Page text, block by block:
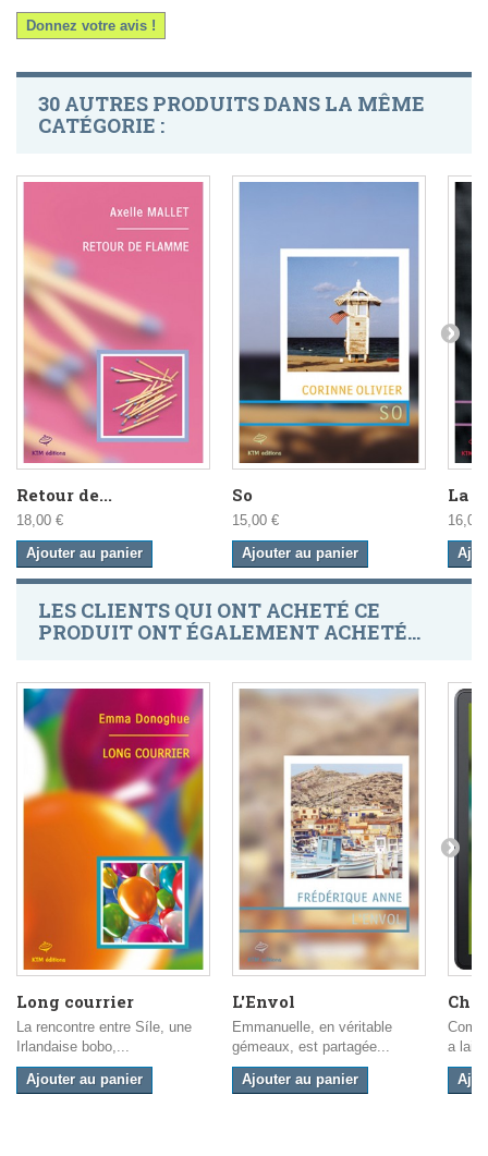
Donnez votre avis !
30 AUTRES PRODUITS DANS LA MÊME
CATÉGORIE :
Retour de...
18,00 €
Ajouter au panier
So
15,00 €
Ajouter au panier
La
16,00
LES CLIENTS QUI ONT ACHETÉ CE
PRODUIT ONT ÉGALEMENT ACHETÉ...
Long courrier
La rencontre entre Síle, une
Irlandaise bobo,...
Ajouter au panier
L'Envol
Emmanuelle, en véritable
gémeaux, est partagée...
Ajouter au panier
a